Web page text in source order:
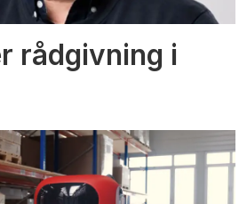
rådgivning i